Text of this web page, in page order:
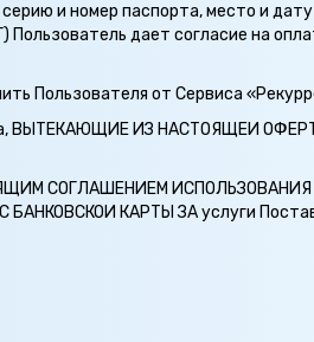
и номер паспорта, место и
дает согласие на
Пользователя от Сервиса
ВЫТЕКАЮЩИЕ ИЗ НАСТОЯЩЕИ
СОГЛАШЕНИЕМ
КАРТЫ ЗА услуги